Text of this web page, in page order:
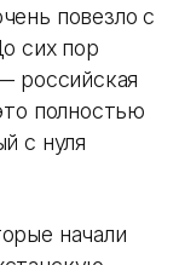
повезло с
сих пор
российская
полностью
с нуля
начали